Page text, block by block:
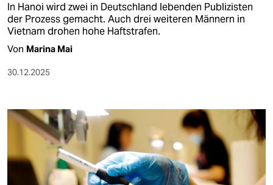
In Hanoi wird zwei in Deutschland lebenden Publizisten
der Prozess gemacht. Auch drei weiteren Männern in
Vietnam drohen hohe Haftstrafen.
Von Marina Mai
30.12.2025